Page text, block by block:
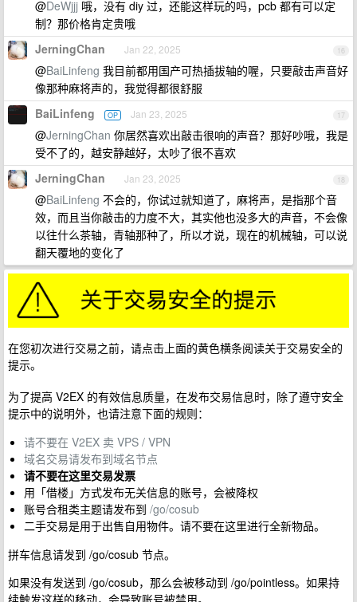
@DeWjjj 哦，没有 diy 过，还能这样玩的吗，pcb 都有可以定
制？那价格肯定贵哦
16
JerningChan Jan 22, 2025
@BaiLinfeng 我目前都用国产可热插拔轴的喔，只要敲击声音好
像那种麻将声的，我觉得都很舒服
17
BaiLinfeng OP Jan 23, 2025
@JerningChan 你居然喜欢出敲击很响的声音？那好吵哦，我是
受不了的，越安静越好，太吵了很不喜欢
18
JerningChan Jan 23, 2025
@BaiLinfeng 不会的，你试过就知道了，麻将声，是指那个音
效，而且当你敲击的力度不大，其实他也没多大的声音，不会像
以往什么茶轴，青轴那种了，所以才说，现在的机械轴，可以说
翻天覆地的变化了
在您初次进行交易之前，请点击上面的黄色横条阅读关于交易安全的
提示。
为了提高 V2EX 的有效信息质量，在发布交易信息时，除了遵守安全
提示中的说明外，也请注意下面的规则：
请不要在 V2EX 卖 VPS / VPN
域名交易请发布到域名节点
请不要在这里交易发票
用「借楼」方式发布无关信息的账号，会被降权
账号合租类主题请发布到 /go/cosub
二手交易是用于出售自用物件。请不要在这里进行全新物品。
拼车信息请发到 /go/cosub 节点。
如果没有发送到 /go/cosub，那么会被移动到 /go/pointless。如果持